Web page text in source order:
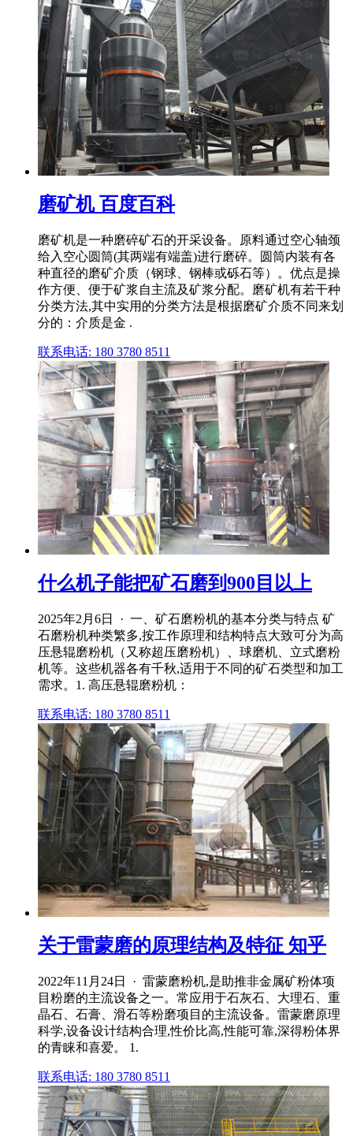
磨矿机 百度百科
磨矿机是一种磨碎矿石的开采设备。原料通过空心轴颈
给入空心圆筒(其两端有端盖)进行磨碎。圆筒内装有各
种直径的磨矿介质（钢球、钢棒或砾石等）。优点是操
作方便、便于矿浆自主流及矿浆分配。磨矿机有若干种
分类方法,其中实用的分类方法是根据磨矿介质不同来划
分的：介质是金 .
联系电话: 180 3780 8511
什么机子能把矿石磨到900目以上
2025年2月6日 · 一、矿石磨粉机的基本分类与特点 矿
石磨粉机种类繁多,按工作原理和结构特点大致可分为高
压悬辊磨粉机（又称超压磨粉机）、球磨机、立式磨粉
机等。这些机器各有千秋,适用于不同的矿石类型和加工
需求。1. 高压悬辊磨粉机：
联系电话: 180 3780 8511
关于雷蒙磨的原理结构及特征 知乎
2022年11月24日 · 雷蒙磨粉机,是助推非金属矿粉体项
目粉磨的主流设备之一。常应用于石灰石、大理石、重
晶石、石膏、滑石等粉磨项目的主流设备。雷蒙磨原理
科学,设备设计结构合理,性价比高,性能可靠,深得粉体界
的青睐和喜爱。 1.
联系电话: 180 3780 8511